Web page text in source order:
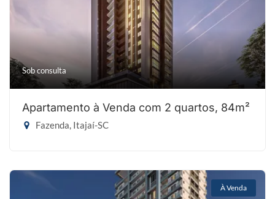
Sob consulta
Apartamento à Venda com 2 quartos, 84m²
Fazenda, Itajaí-SC
À Venda